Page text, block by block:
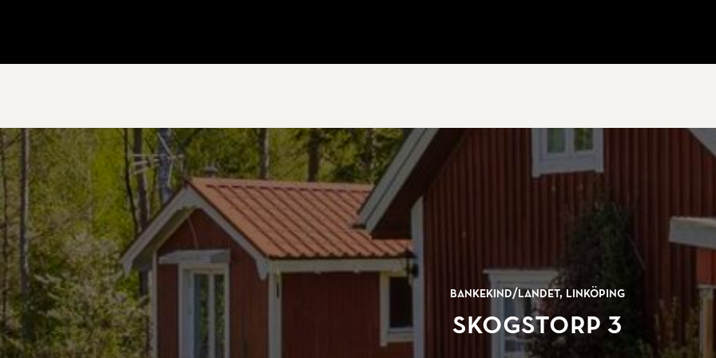
Bankekind/landet, Linköping
Skogstorp 3